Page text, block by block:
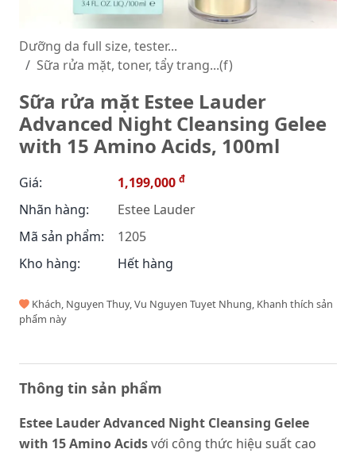
Dưỡng da full size, tester...
Sữa rửa mặt, toner, tẩy trang...(f)
Sữa rửa mặt Estee Lauder
Advanced Night Cleansing Gelee
with 15 Amino Acids, 100ml
Giá: 1,199,000 đ
Nhãn hàng:
Estee Lauder
Mã sản phẩm:
1205
Kho hàng:
Hết hàng
Khách, Nguyen Thuy, Vu Nguyen Tuyet Nhung, Khanh thích sản
phẩm này
Thông tin sản phẩm
Estee Lauder Advanced Night Cleansing Gelee
with 15 Amino Acidsvới công thức hiệu suất cao